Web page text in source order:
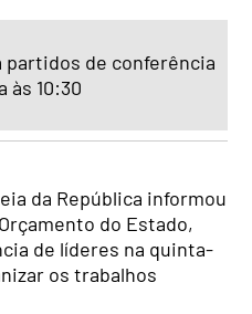
de conferência
às 10:30
da República informou
do Estado,
de líderes na quinta-
os trabalhos